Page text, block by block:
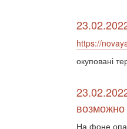
https://
окуповані
На фоне